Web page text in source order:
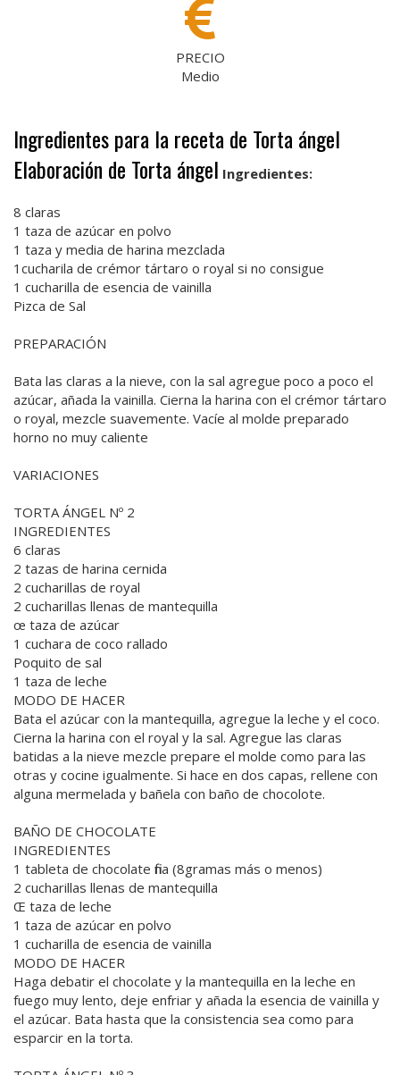
PRECIO
Medio
Ingredientes para la receta de Torta ángel
Elaboración de Torta ángel Ingredientes:
8 claras
1 taza de azúcar en polvo
1 taza y media de harina mezclada
1cucharila de crémor tártaro o royal si no consigue
1 cucharilla de esencia de vainilla
Pizca de Sal
PREPARACIÓN
Bata las claras a la nieve, con la sal agregue poco a poco el
azúcar, añada la vainilla. Cierna la harina con el crémor tártaro
o royal, mezcle suavemente. Vacíe al molde preparado
horno no muy caliente
VARIACIONES
TORTA ÁNGEL Nº 2
INGREDIENTES
6 claras
2 tazas de harina cernida
2 cucharillas de royal
2 cucharillas llenas de mantequilla
œ taza de azúcar
1 cuchara de coco rallado
Poquito de sal
1 taza de leche
MODO DE HACER
Bata el azúcar con la mantequilla, agregue la leche y el coco.
Cierna la harina con el royal y la sal. Agregue las claras
batidas a la nieve mezcle prepare el molde como para las
otras y cocine igualmente. Si hace en dos capas, rellene con
alguna mermelada y bañela con baño de chocolote.
BAÑO DE CHOCOLATE
INGREDIENTES
1 tableta de chocolate fina (8gramas más o menos)
2 cucharillas llenas de mantequilla
Œ taza de leche
1 taza de azúcar en polvo
1 cucharilla de esencia de vainilla
MODO DE HACER
Haga debatir el chocolate y la mantequilla en la leche en
fuego muy lento, deje enfriar y añada la esencia de vainilla y
el azúcar. Bata hasta que la consistencia sea como para
esparcir en la torta.